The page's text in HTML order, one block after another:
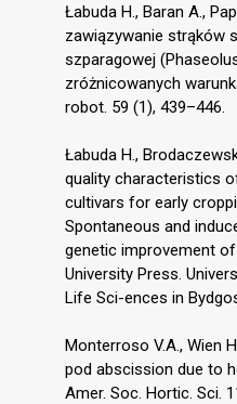
Łabuda H., Baran A.,
zawiązywanie strąków
szparagowej
zróżnicowanych
robot. 59 (1), 439–446.
Łabuda H.,
quality characteristics
cultivars for early
Spontaneous and
genetic improvement
University Press.
Life Sci-ences in
Monterroso V.A., Wien
pod abscission due to
Amer. Soc. Hortic. Sci.